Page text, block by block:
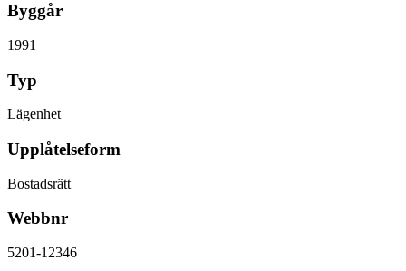
Byggår
1991
Typ
Lägenhet
Upplåtelseform
Bostadsrätt
Webbnr
5201-12346